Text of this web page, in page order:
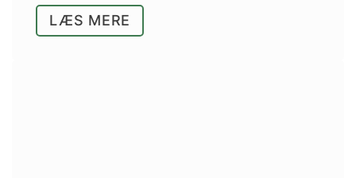
LÆS MERE